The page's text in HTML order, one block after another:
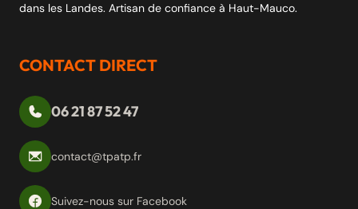
dans les Landes. Artisan de confiance à Haut-Mauco.
CONTACT DIRECT
06 21 87 52 47
contact@tpatp.fr
Suivez-nous sur Facebook